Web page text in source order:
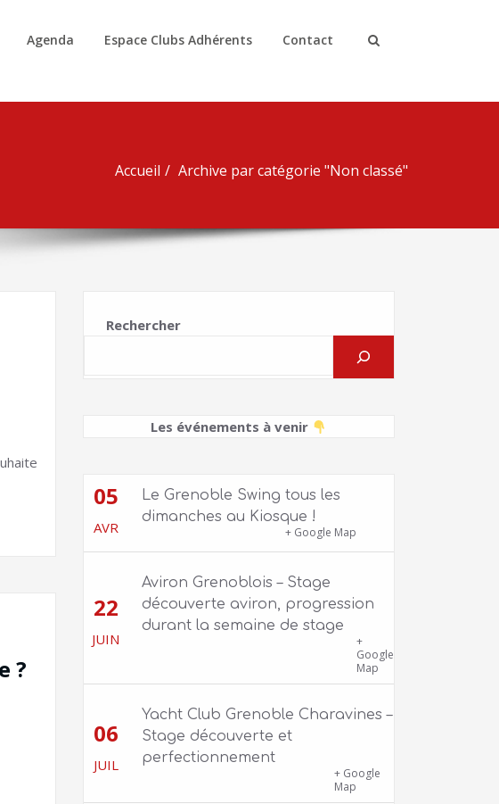
Agenda Espace Clubs Adhérents Contact
Accueil Archive par catégorie "Non classé"
?
Rechercher
Les événements à venir
05
AVR
Le Grenoble Swing tous les
dimanches au Kiosque !
+ Google Map
22
JUIN
Aviron Grenoblois – Stage
découverte aviron, progression
durant la semaine de stage
+
Google
Map
06
JUIL
Yacht Club Grenoble Charavines –
Stage découverte et
perfectionnement
+ Google
Map